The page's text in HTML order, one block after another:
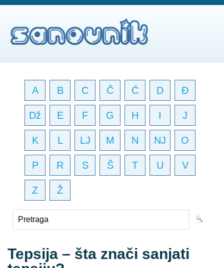
A B C Č Ć D Đ
Dž E F G H I J
K L LJ M N NJ O
P R S Š T U V
Z Ž
Tepsija – šta znači sanjati